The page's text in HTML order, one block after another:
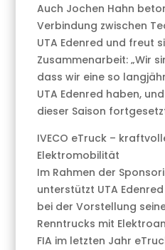
Auch Jochen Hahn
Verbindung zwischen
UTA Edenred und freut
Zusammenarbeit: „Wir
dass wir eine so
UTA Edenred haben,
dieser Saison
IVECO eTruck –
Elektromobilität
Im Rahmen der
unterstützt UTA
bei der Vorstellung
Renntrucks mit
FIA im letzten Jahr